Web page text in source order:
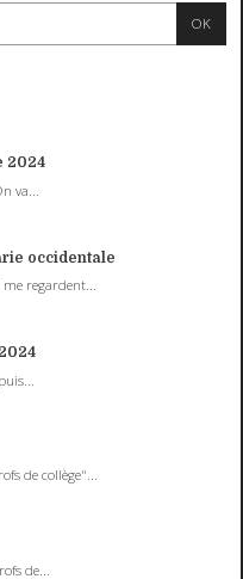
2024
va...
occidentale
regardent...
de collège"...
de...